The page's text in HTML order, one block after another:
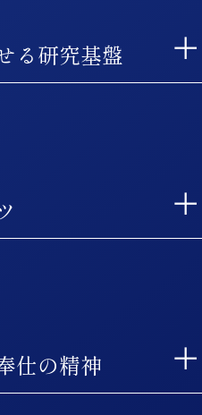
ラム
の解決策を提案する
系・理系関係なくAI
ログラムを展開して
取得に向けたプログ
の選択肢を広げられる
る研究基盤
なる高度な研究プロ
教育のレベルの高さ
業との共同研究も豊富
活動を「正課外教
要とされる汎用能力
。
仕の精神